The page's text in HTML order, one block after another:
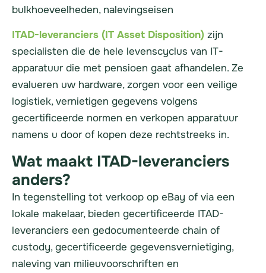
bulkhoeveelheden, nalevingseisen
ITAD-leveranciers (IT Asset Disposition) zijn
specialisten die de hele levenscyclus van IT-
apparatuur die met pensioen gaat afhandelen. Ze
evalueren uw hardware, zorgen voor een veilige
logistiek, vernietigen gegevens volgens
gecertificeerde normen en verkopen apparatuur
namens u door of kopen deze rechtstreeks in.
Wat maakt ITAD-leveranciers
anders?
In tegenstelling tot verkoop op eBay of via een
lokale makelaar, bieden gecertificeerde ITAD-
leveranciers een gedocumenteerde chain of
custody, gecertificeerde gegevensvernietiging,
naleving van milieuvoorschriften en